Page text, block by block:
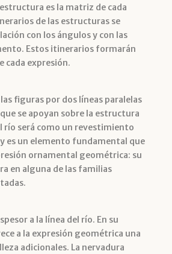
es la matriz de cada
de las estructuras se
con los ángulos y con las
Estos itinerarios formarán
cada expresión.
figuras por dos líneas paralelas
se apoyan sobre la estructura
río será como un revestimiento
es un elemento fundamental que
ornamental geométrica: su
en alguna de las familias
a la línea del río. En su
a la expresión geométrica una
adicionales. La nervadura